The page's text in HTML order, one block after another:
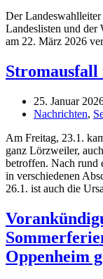
Der
Landeslisten und der
am 22. März 2026
25. Januar
Nachrichten,
Am Freitag, 23.1.
ganz Lörzweiler,
betroffen. Nach rund
in verschiedenen
26.1. ist auch die
Oppenheim